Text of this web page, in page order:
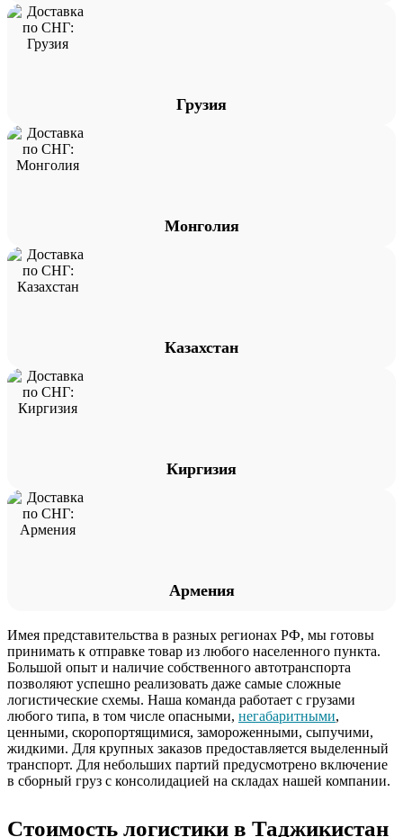
Грузия
Монголия
Казахстан
Киргизия
Армения
Имея представительства в разных регионах РФ, мы готовы
принимать к отправке товар из любого населенного пункта.
Большой опыт и наличие собственного автотранспорта
позволяют успешно реализовать даже самые сложные
логистические схемы. Наша команда работает с грузами
любого типа, в том числе опасными, негабаритными,
ценными, скоропортящимися, замороженными, сыпучими,
жидкими. Для крупных заказов предоставляется выделенный
транспорт. Для небольших партий предусмотрено включение
в сборный груз с консолидацией на складах нашей компании.
Стоимость логистики в Таджикистан